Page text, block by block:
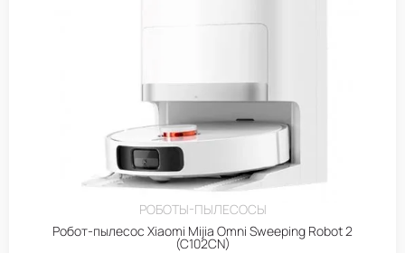
РОБОТЫ-ПЫЛЕСОСЫ
Робот-пылесос Xiaomi Mijia Omni Sweeping Robot 2
(C102CN)